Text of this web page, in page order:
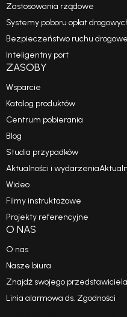
Zastosowania rządowe
Systemy poboru opłat
Bezpieczeństwo ruchu
Inteligentny port
ZASOBY
Wsparcie
Katalog produktów
Centrum pobierania
Blog
Studia przypadków
Aktualności i
Wideo
Filmy instruktażowe
Projekty referencyjne
O NAS
O nas
Nasze biura
Znajdź swojego przedstawiciela
Linia alarmowa ds. Zgodności